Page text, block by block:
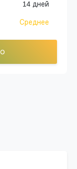
14 дней
Среднее